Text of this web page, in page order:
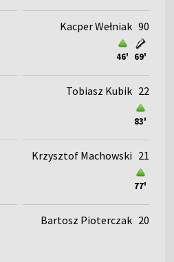
46' 69'
Kacper Wełniak 90
83'
Tobiasz Kubik 22
77'
Krzysztof Machowski 21
Bartosz Pioterczak 20